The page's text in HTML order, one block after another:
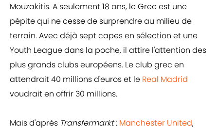
Mouzakitis. A seulement 18 ans, le Grec est une
pépite qui ne cesse de surprendre au milieu de
terrain. Avec déjà sept capes en sélection et une
Youth League dans la poche, il attire l'attention des
plus grands clubs européens. Le club grec en
attendrait 40 millions d'euros et le Real Madrid
voudrait en offrir 30 millions.
Mais d'après Transfermarkt: Manchester United,